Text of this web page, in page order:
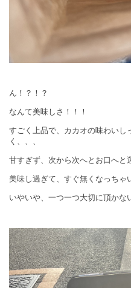
ん！？！？
なんて美味しさ！！！
すごく上品で、カカオの味わいし
く、、、
甘すぎず、次から次へとお口へと
美味し過ぎて、すぐ無くなっちゃ
いやいや、一つ一つ大切に頂か